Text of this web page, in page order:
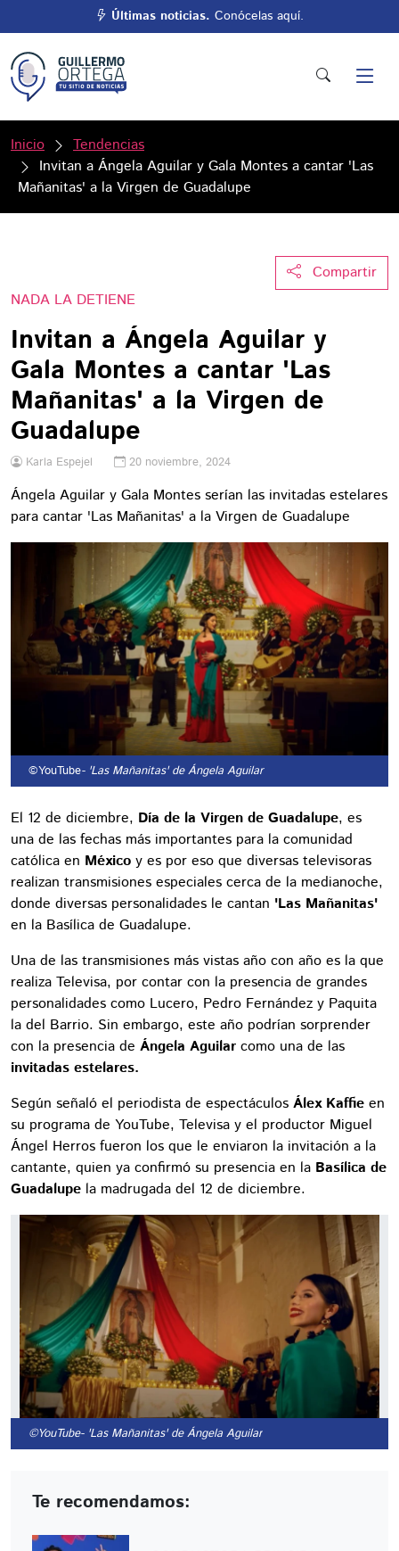
Últimas noticias. Conócelas aquí.
Inicio
Tendencias
Invitan a Ángela Aguilar y Gala Montes a cantar 'Las
Mañanitas' a la Virgen de Guadalupe
Compartir
NADA LA DETIENE
Invitan a Ángela Aguilar y
Gala Montes a cantar 'Las
Mañanitas' a la Virgen de
Guadalupe
Karla Espejel 20 noviembre, 2024
Ángela Aguilar y Gala Montes serían las invitadas estelares
para cantar 'Las Mañanitas' a la Virgen de Guadalupe
©YouTube- 'Las Mañanitas' de Ángela Aguilar
El 12 de diciembre, Día de la Virgen de Guadalupe, es
una de las fechas más importantes para la comunidad
católica en México y es por eso que diversas televisoras
realizan transmisiones especiales cerca de la medianoche,
donde diversas personalidades le cantan 'Las Mañanitas'
en la Basílica de Guadalupe.
Una de las transmisiones más vistas año con año es la que
realiza Televisa, por contar con la presencia de grandes
personalidades como Lucero, Pedro Fernández y Paquita
la del Barrio. Sin embargo, este año podrían sorprender
con la presencia de Ángela Aguilar como una de las
invitadas estelares.
Según señaló el periodista de espectáculos Álex Kaffie en
su programa de YouTube, Televisa y el productor Miguel
Ángel Herros fueron los que le enviaron la invitación a la
cantante, quien ya confirmó su presencia en la Basílica de
Guadalupe la madrugada del 12 de diciembre.
©YouTube- 'Las Mañanitas' de Ángela Aguilar
Te recomendamos: